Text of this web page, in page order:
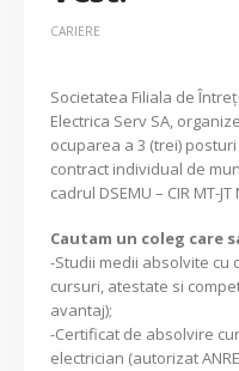
CARIERE
Societatea Filiala de
Electrica Serv SA,
ocuparea a 3 (trei)
contract individual de
cadrul DSEMU – CIR MT-
Cautam un coleg care
-Studii medii absolvite cu
cursuri, atestate si
avantaj);
-Certificat de absolvire
electrician (autorizat